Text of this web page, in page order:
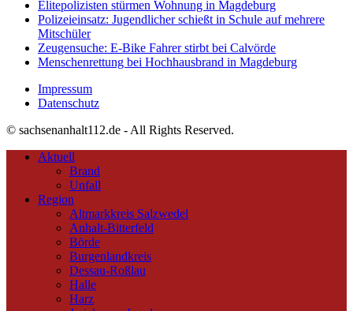
Elitepolizisten stürmen Wohnung in Magdeburg
Polizeieinsatz: Jugendlicher schießt in Schule auf mehrere
Mitschüler
Zeugensuche: E-Bike Fahrer stirbt bei Calvörde
Menschenrettung bei Hochhausbrand in Magdeburg
Impressum
Datenschutz
© sachsenanhalt112.de - All Rights Reserved.
Aktuell
Brand
Unfall
Region
Altmarkkreis Salzwedel
Anhalt-Bitterfeld
Börde
Burgenlandkreis
Dessau-Roßlau
Halle
Harz